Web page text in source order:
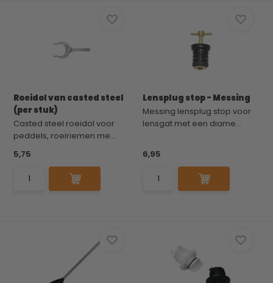
Roeidol van casted steel
(per stuk)
Casted steel roeidol voor
peddels, roeiriemen me...
5,75
Lensplug stop - Messing
Messing lensplug stop voor
lensgat met een diame...
6,95